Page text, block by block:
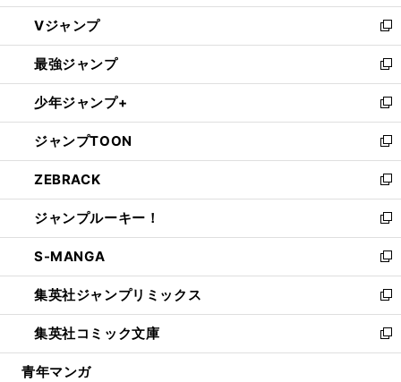
ウ
ィ
ン
ド
ウ
で
開
く
し
い
ウ
ィ
ン
ド
ウ
で
開
く
Vジャンプ
新
し
い
ウ
ィ
ン
ド
ウ
で
開
く
最強ジャンプ
新
し
い
ウ
ィ
ン
ド
ウ
で
開
く
少年ジャンプ+
新
し
い
ウ
ィ
ン
ド
ウ
で
開
く
ジャンプTOON
新
し
い
ウ
ィ
ン
ド
ウ
で
開
く
ZEBRACK
新
し
い
ウ
ィ
ン
ド
ウ
で
開
ジャンプルーキー！
新
し
い
ウ
ィ
ン
ド
ウ
S-MANGA
新
し
い
ウ
ィ
ン
集英社ジャンプリミックス
新
し
い
ウ
集英社コミック文庫
新
し
青年マンガ